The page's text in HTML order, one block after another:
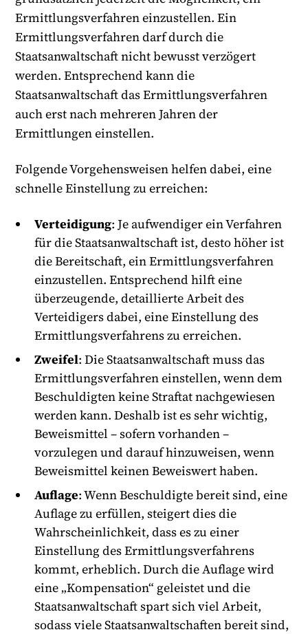
Ermittlungsverfahren einzustellen. Ein
Ermittlungsverfahren darf durch die
Staatsanwaltschaft nicht bewusst verzögert
werden. Entsprechend kann die
Staatsanwaltschaft das Ermittlungsverfahren
auch erst nach mehreren Jahren der
Ermittlungen einstellen.
Folgende Vorgehensweisen helfen dabei, eine
schnelle Einstellung zu erreichen:
Verteidigung: Je aufwendiger ein Verfahren
für die Staatsanwaltschaft ist, desto höher ist
die Bereitschaft, ein Ermittlungsverfahren
einzustellen. Entsprechend hilft eine
überzeugende, detaillierte Arbeit des
Verteidigers dabei, eine Einstellung des
Ermittlungsverfahrens zu erreichen.
Zweifel: Die Staatsanwaltschaft muss das
Ermittlungsverfahren einstellen, wenn dem
Beschuldigten keine Straftat nachgewiesen
werden kann. Deshalb ist es sehr wichtig,
Beweismittel – sofern vorhanden –
vorzulegen und darauf hinzuweisen, wenn
Beweismittel keinen Beweiswert haben.
Auflage: Wenn Beschuldigte bereit sind, eine
Auflage zu erfüllen, steigert dies die
Wahrscheinlichkeit, dass es zu einer
Einstellung des Ermittlungsverfahrens
kommt, erheblich. Durch die Auflage wird
eine „Kompensation“ geleistet und die
Staatsanwaltschaft spart sich viel Arbeit,
sodass viele Staatsanwaltschaften bereit sind,